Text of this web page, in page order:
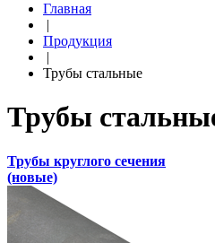
Главная
|
Продукция
|
Трубы стальные
Трубы
Трубы круглого сечения
(новые)